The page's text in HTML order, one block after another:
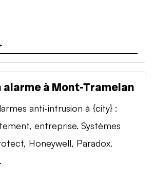
à Mont-Tramelan
anti-intrusion à {city} :
entreprise. Systèmes
Honeywell, Paradox.